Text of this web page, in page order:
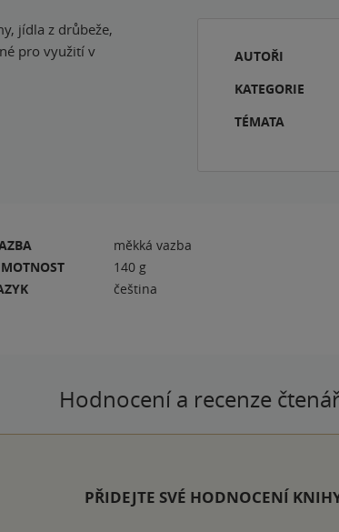
jídla z drůbeže,
pro využití v
AUTOŘI
KATEGORIE
TÉMATA
měkká vazba
140 g
čeština
Hodnocení a recenze
PŘIDEJTE SVÉ HODNOCENÍ